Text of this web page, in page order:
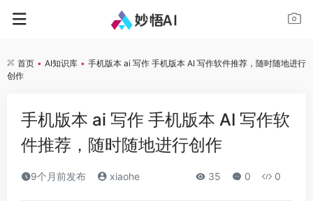
首页 • AI知识库 • 手机版本 ai 写作 手机版本 AI 写作软件推荐，随时随地进行
创作
手机版本 ai 写作 手机版本 AI 写作软
件推荐，随时随地进行创作
9个月前发布 xiaohe 35 0 0